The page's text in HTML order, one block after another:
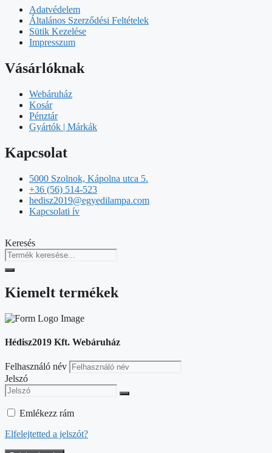
Adatvédelem
Általános Szerződési Feltételek
Sütik Kezelése
Impresszum
Vásárlóknak
Webáruház
Kosár
Pénztár
Gyártók | Márkák
Kapcsolat
5000 Szolnok, Kápolna utca 5.
+36 (56) 514-523
hedisz2019@egyedilampa.com
Kapcsolati ív
Keresés
Kiemelt termékek
Hédisz2019 Kft. Webáruház
Felhasználó név
Jelszó
Emlékezz rám
Elfelejtetted a jelszót?